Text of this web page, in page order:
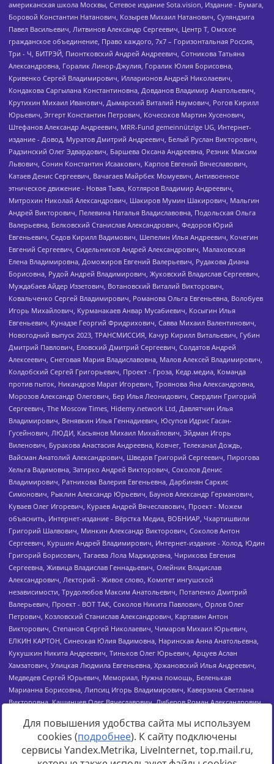
Источник:https://minjust.gov.ru/uploaded/files/reestr-
Для повышения удобства сайта мы используем
cookies (подробнее). К сайту подключены
сервисы Yandex.Metrika, LiveInternet, top.mail.ru,